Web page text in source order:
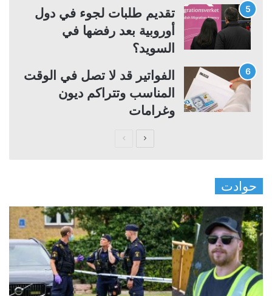
تقديم طلبات لجوء في دول
أوروبية بعد رفضها في
السويد؟
الفواتير قد لا تصل في الوقت
المناسب وتتراكم ديون
وغرامات
ح
ة
ا
ل
س
ا
ح
ة
ا
ل
ت
ا
حوادت